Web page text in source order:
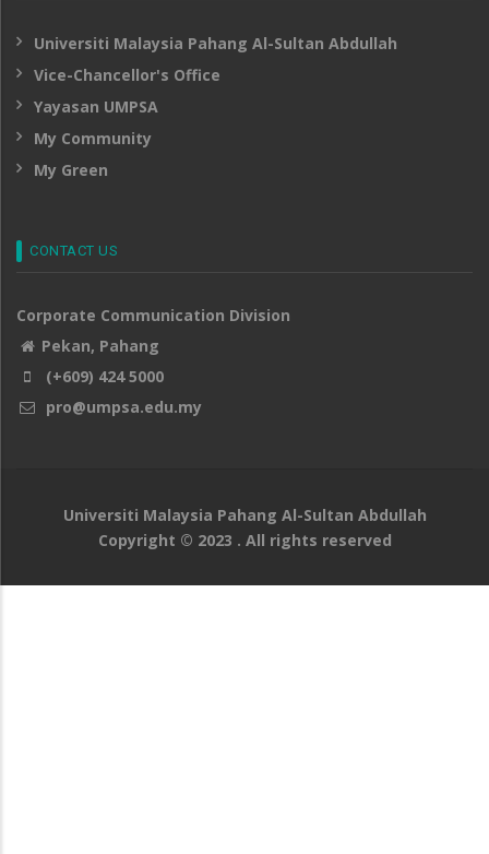
Universiti Malaysia Pahang Al-Sultan Abdullah
Vice-Chancellor's Office
Yayasan UMPSA
My Community
My Green
CONTACT US
Corporate Communication Division
Pekan, Pahang
(+609) 424 5000
pro@umpsa.edu.my
Universiti Malaysia Pahang Al-Sultan Abdullah
Copyright © 2023 . All rights reserved